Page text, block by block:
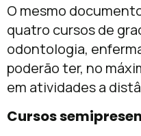
O mesmo
quatro cursos de
odontologia,
poderão ter, no
em atividades a
Cursos